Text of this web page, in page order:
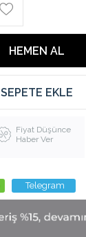
Fiyat Düşünce
Haber Ver
Telegram